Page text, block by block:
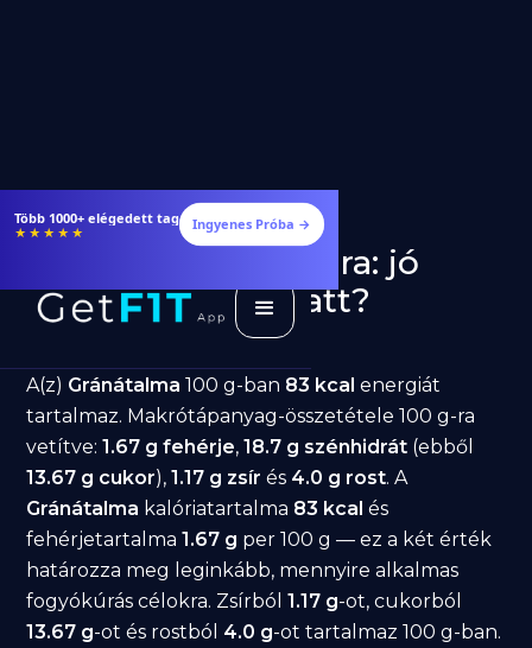
Több 1000+ elégedett tag
★★★★★ Ingyenes Próba →
Gránátalma fogyásra: jó
választás diéta alatt?
A(z) Gránátalma 100 g-ban 83 kcal energiát
tartalmaz. Makrótápanyag-összetétele 100 g-ra
vetítve:1.67 g fehérje,18.7 g szénhidrát (ebből
13.67 g cukor),1.17 g zsír és 4.0 g rost. A
Gránátalma kalóriatartalma 83 kcal és
fehérjetartalma1.67 g per 100 g — ez a két érték
határozza meg leginkább, mennyire alkalmas
fogyókúrás célokra. Zsírból1.17 g-ot, cukorból
13.67 g-ot és rostból 4.0 g-ot tartalmaz 100 g-ban.